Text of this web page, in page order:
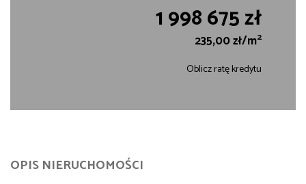
1 998 675 zł
235,00 zł/m2
Oblicz ratę kredytu
OPIS NIERUCHOMOŚCI